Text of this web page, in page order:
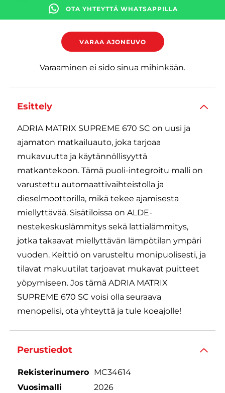
OTA YHTEYTTÄ WHATSAPPILLA
VARAA AJONEUVO
Varaaminen ei sido sinua mihinkään.
Esittely
ADRIA MATRIX SUPREME 670 SC on uusi ja
ajamaton matkailuauto, joka tarjoaa
mukavuutta ja käytännöllisyyttä
matkantekoon. Tämä puoli-integroitu malli on
varustettu automaattivaihteistolla ja
dieselmoottorilla, mikä tekee ajamisesta
miellyttävää. Sisätiloissa on ALDE-
nestekeskuslämmitys sekä lattialämmitys,
jotka takaavat miellyttävän lämpötilan ympäri
vuoden. Keittiö on varusteltu monipuolisesti, ja
tilavat makuutilat tarjoavat mukavat puitteet
yöpymiseen. Jos tämä ADRIA MATRIX
SUPREME 670 SC voisi olla seuraava
menopelisi, ota yhteyttä ja tule koeajolle!
Perustiedot
Rekisterinumero MC34614
Vuosimalli
2026